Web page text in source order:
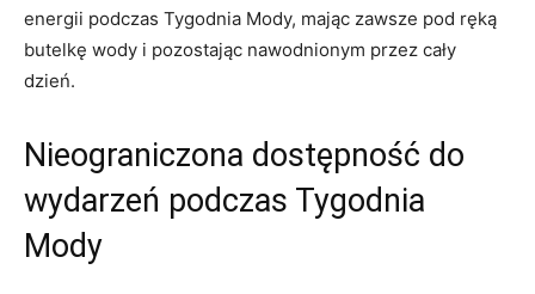
energii podczas Tygodnia⁢ Mody,⁣ mając zawsze pod ​ręką
butelkę wody i pozostając nawodnionym przez cały
dzień.
Nieograniczona dostępność do
⁢wydarzeń podczas Tygodnia
Mody